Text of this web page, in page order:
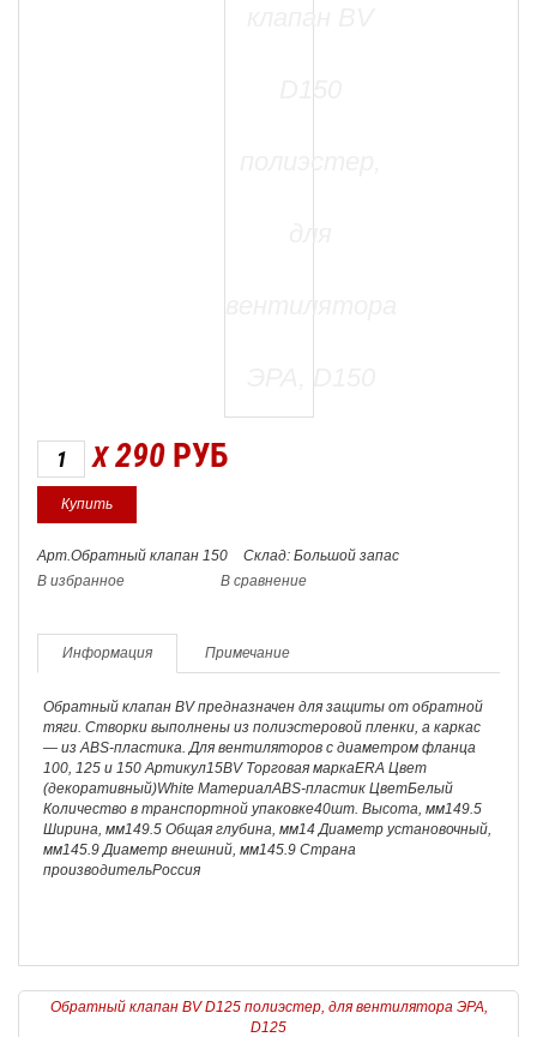
X 290 РУБ
Арт.Обратный клапан 150
Склад: Большой запас
В избранное
В сравнение
Информация Примечание
Обратный клапан BV предназначен для защиты от обратной
тяги. Створки выполнены из полиэстеровой пленки, а каркас
— из ABS-пластика. Для вентиляторов с диаметром фланца
100, 125 и 150 Артикул15BV Торговая маркаERA Цвет
(декоративный)White МатериалABS-пластик ЦветБелый
Количество в транспортной упаковке40шт. Высота, мм149.5
Ширина, мм149.5 Общая глубина, мм14 Диаметр установочный,
мм145.9 Диаметр внешний, мм145.9 Страна
производительРоссия
Обратный клапан BV D125 полиэстер, для вентилятора ЭРА,
D125